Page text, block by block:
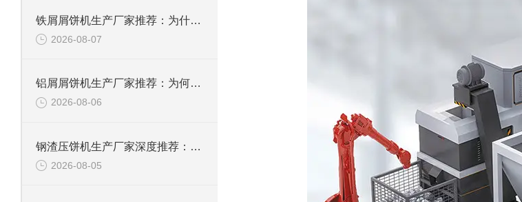
铁屑屑饼机生产厂家推荐：为什么恩派特是您的优选伙伴
2026-08-07
铝屑屑饼机生产厂家推荐：为何恩派特成为金属回收行业的“隐形优选”？
2026-08-06
钢渣压饼机生产厂家深度推荐：为何恩派特成为高净值产线的优选
2026-08-05